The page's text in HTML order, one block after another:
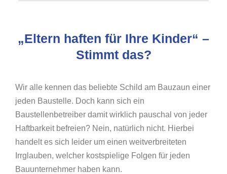
„Eltern haften für Ihre Kinder“ –
Stimmt das?
Wir alle kennen das beliebte Schild am Bauzaun einer
jeden Baustelle. Doch kann sich ein
Baustellenbetreiber damit wirklich pauschal von jeder
Haftbarkeit befreien? Nein, natürlich nicht. Hierbei
handelt es sich leider um einen weitverbreiteten
Irrglauben, welcher kostspielige Folgen für jeden
Bauunternehmer haben kann.